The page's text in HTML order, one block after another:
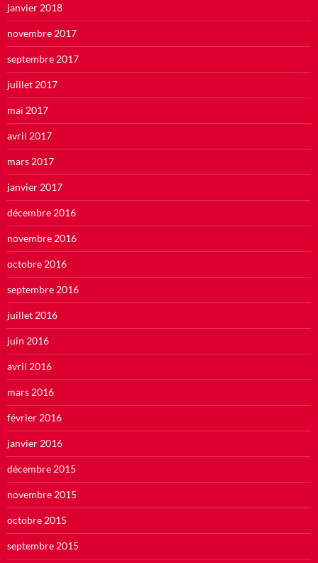
janvier 2018
novembre 2017
septembre 2017
juillet 2017
mai 2017
avril 2017
mars 2017
janvier 2017
décembre 2016
novembre 2016
octobre 2016
septembre 2016
juillet 2016
juin 2016
avril 2016
mars 2016
février 2016
janvier 2016
décembre 2015
novembre 2015
octobre 2015
septembre 2015